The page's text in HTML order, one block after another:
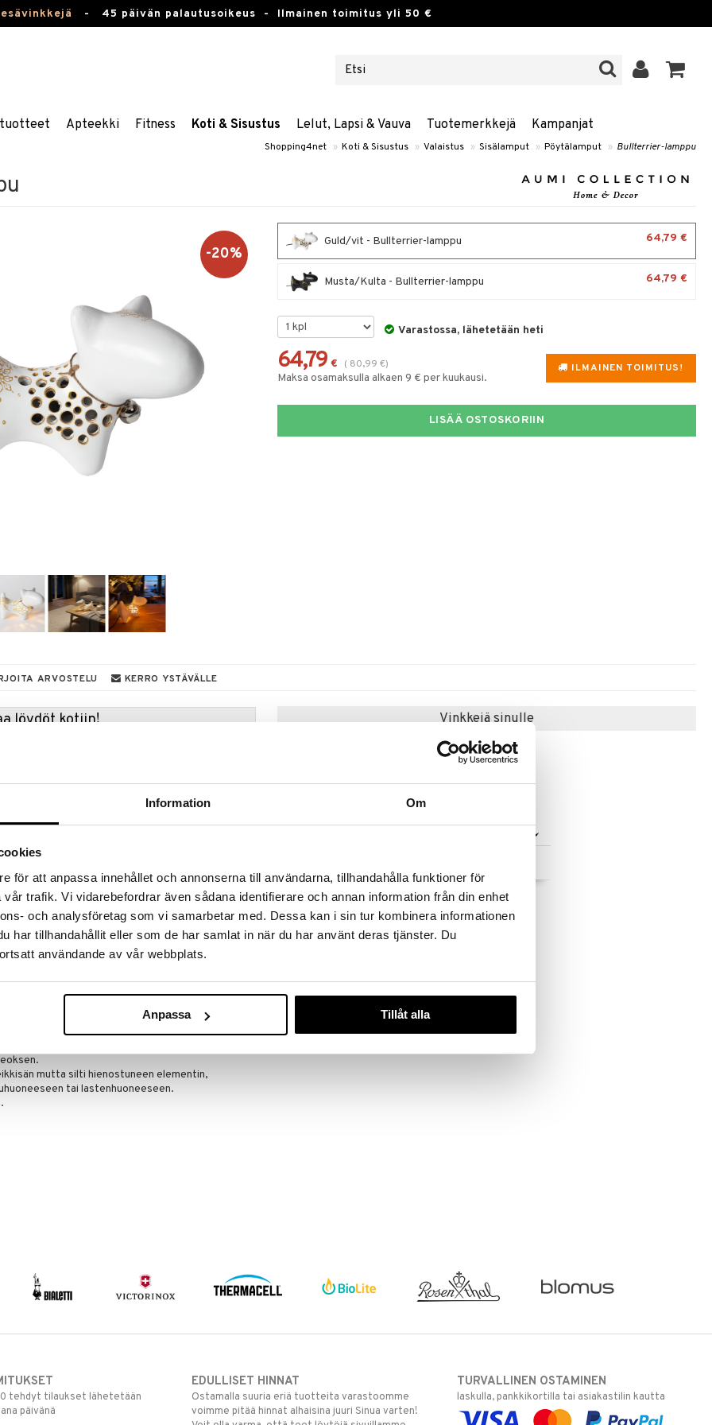
Information Om
för att anpassa innehållet och annonserna till användarna, tillhandahålla funktioner för
trafik. Vi vidarebefordrar även sådana identifierare och annan information från din enhet
och analysföretag som vi samarbetar med. Dessa kan i sin tur kombinera informationen
har tillhandahållit eller som de har samlat in när du har använt deras tjänster. Du
användande av vår webbplats.
Anpassa Tillåt alla
- 45 päivän palautusoikeus - Ilmainen toimitus yli 50 €
Apteekki Fitness Koti & Sisustus Lelut, Lapsi & Vauva Tuotemerkkejä Kampanjat
Shopping4net » Koti & Sisustus » Valaistus » Sisälamput » Pöytälamput » Bullterrier-lamppu
-20%
Guld/vit - Bullterrier-lamppu 64,79 €
Musta/Kulta - Bullterrier-lamppu 64,79 €
Varastossa, lähetetään heti
ILMAINEN TOIMITUS!
64,79 € ( 80,99 €)
Maksa osamaksulla alkaen 9 € per kuukausi.
LISÄÄ OSTOSKORIIN
ARVOSTELU KERRO YSTÄVÄLLE
löydöt kotiin!
31.8.2026 asti mutta ole nopea -
voivat päästä loppumaan!
käsintehdyllä Bull Terrier -
valmistettu kierrätetystä paperista, tätä
käsinmaalatut thaimaalaiset kuviot,
Benjarong-taiteesta, tuoden sekä
huoneeseen. Saatavana useissa väreissä.
mutta silti hienostuneen elementin,
tai lastenhuoneeseen.
Vinkkejä sinulle
vaihtoehtona
Elefanttilamppu
AUMI COLLECTION
79,99
vaihtoehtona
Lucky Hen lamppu
AUMI COLLECTION
80,99
tehdyt tilaukset lähetetään
päivänä
EDULLISET HINNAT
Ostamalla suuria eriä tuotteita varastoomme
voimme pitää hinnat alhaisina juuri Sinua varten!
TURVALLINEN OSTAMINEN
laskulla, pankkikortilla tai asiakastilin kautta